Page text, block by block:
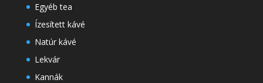
Egyéb tea
Ízesített kávé
Natúr kávé
Lekvár
Kannák